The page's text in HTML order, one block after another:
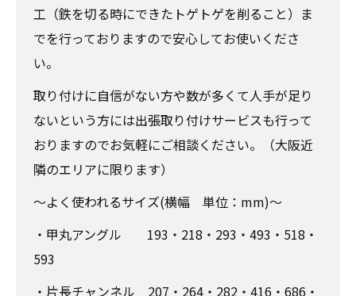
工（鉄を切る時にできたトゲトゲを削ること）ま
でを行っておりますので安心してお使いくださ
い。
取り付けに自信がない方や数が多くて人手が足り
ないという方には出張取り付けサービスも行って
おりますのでお気軽にご相談ください。（大阪近
隣のエリアに限ります）
～よく使われるサイズ(横幅 単位：mm)～
・甲丸アングル 193・218・293・493・518・
593
・片長チャンネル 207・264・282・416・686・